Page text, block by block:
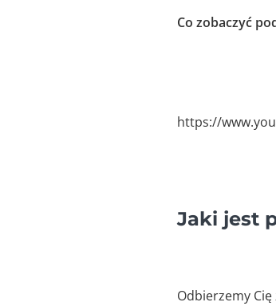
Co zobaczyć
https://
Jaki jest
Odbierzemy